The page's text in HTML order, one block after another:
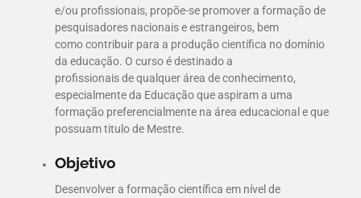
e/ou profissionais, propõe-se promover a formação de
pesquisadores nacionais e estrangeiros, bem
como contribuir para a produção científica no domínio
da educação. O curso é destinado a
profissionais de qualquer área de conhecimento,
especialmente da Educação que aspiram a uma
formação preferencialmente na área educacional e que
possuam titulo de Mestre.
Objetivo
Desenvolver a formação científica em nível de